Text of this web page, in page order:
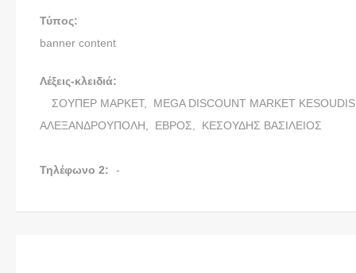
Τύπος:
banner content
Λέξεις-κλειδιά:
ΣΟΥΠΕΡ ΜΑΡΚΕΤ,
MEGA DISCOUNT MARKET KESOUDIS,
ΑΛΕΞΑΝΔΡΟΥΠΟΛΗ,
ΕΒΡΟΣ, ΚΕΣΟΥΔΗΣ ΒΑΣΙΛΕΙΟΣ
Τηλέφωνο 2: -